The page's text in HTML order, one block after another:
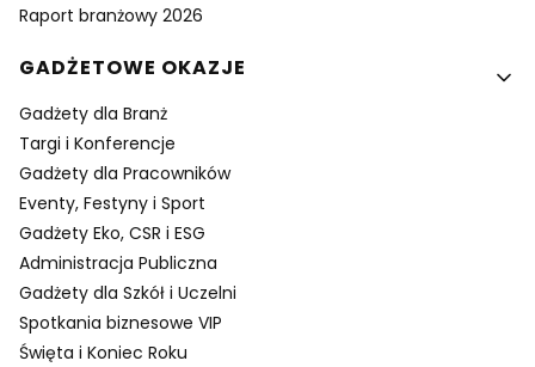
Raport branżowy 2026
GADŻETOWE OKAZJE
Gadżety dla Branż
Targi i Konferencje
Gadżety dla Pracowników
Eventy, Festyny i Sport
Gadżety Eko, CSR i ESG
Administracja Publiczna
Gadżety dla Szkół i Uczelni
Spotkania biznesowe VIP
Święta i Koniec Roku